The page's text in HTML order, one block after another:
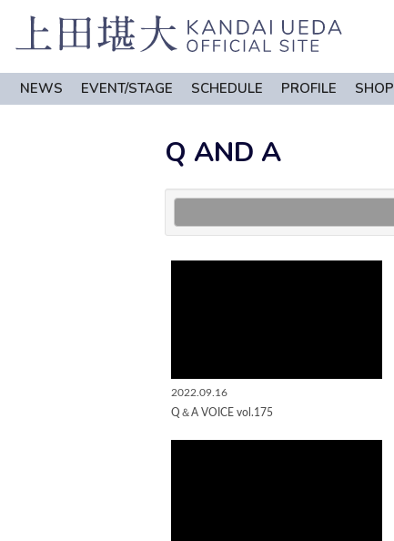
NEWS EVENT/STAGE SCHEDULE PROFILE SHOP
Q AND A
2022.09.16
Q＆A VOICE vol.175